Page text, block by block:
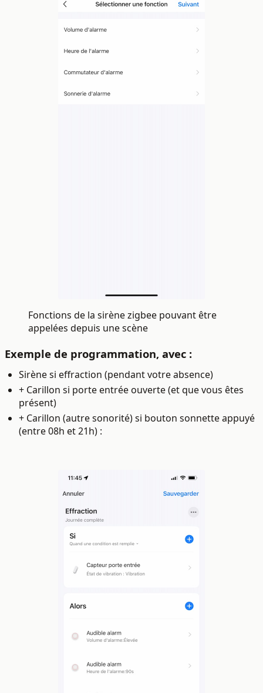
Fonctions de la sirène zigbee pouvant être
appelées depuis une scène
Exemple de programmation, avec :
Sirène si effraction (pendant votre absence)
+ Carillon si porte entrée ouverte (et que vous êtes
présent)
+ Carillon (autre sonorité) si bouton sonnette appuyé
(entre 08h et 21h) :